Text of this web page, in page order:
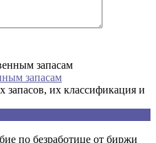
запасам
запасов, их классификация и